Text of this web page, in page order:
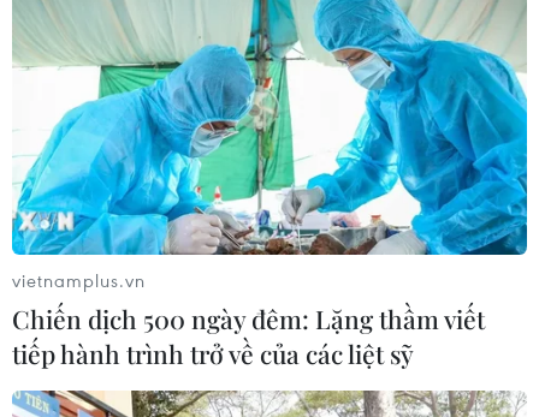
11/02/2021 07:42
Bước đầu, nhóm đối tượng buôn lậu và tiêu thụ xăng
giả khai kể từ tháng 8/2020 đến nay đã cung cấp ra thị
trường 200 triệu lít xăng giả, kém chất lượng.
vietnamplus.vn
Chiến dịch 500 ngày đêm: Lặng thầm viết
tiếp hành trình trở về của các liệt sỹ